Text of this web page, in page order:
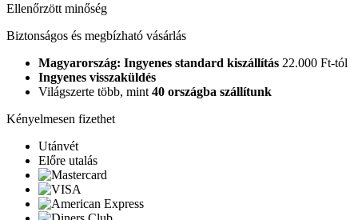
Ellenőrzött minőség
Biztonságos és megbízható vásárlás
Magyarország: Ingyenes standard kiszállítás 22.000 Ft-tól
Ingyenes visszaküldés
Világszerte több, mint 40 országba szállítunk
Kényelmesen fizethet
Utánvét
Előre utalás